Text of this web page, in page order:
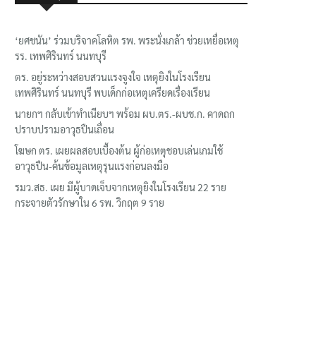
‘ยศชนัน’ ร่วมบริจาคโลหิต รพ. พระนั่งเกล้า ช่วยเหยื่อเหตุ
รร. เทพศิรินทร์ นนทบุรี
ตร. อยู่ระหว่างสอบสวนแรงจูงใจ เหตุยิงในโรงเรียน
เทพศิรินทร์ นนทบุรี พบเด็กก่อเหตุเครียดเรื่องเรียน
นายกฯ กลับเข้าทำเนียบฯ พร้อม ผบ.ตร.-ผบช.ก. คาดถก
ปราบปรามอาวุธปืนเถื่อน
โฆษก ตร. เผยผลสอบเบื้องต้น ผู้ก่อเหตุชอบเล่นเกมใช้
อาวุธปืน-ค้นข้อมูลเหตุรุนแรงก่อนลงมือ
รมว.สธ. เผย มีผู้บาดเจ็บจากเหตุยิงในโรงเรียน 22 ราย
กระจายตัวรักษาใน 6 รพ. วิกฤต 9 ราย